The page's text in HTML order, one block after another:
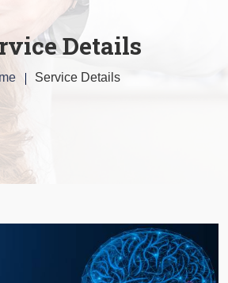
Details
Service Details